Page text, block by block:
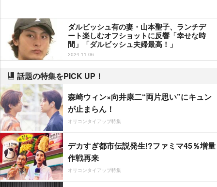
ダルビッシュ有の妻・山本聖子、ランチデ
ート楽しむオフショットに反響「幸せな時
間」「ダルビッシュ夫婦最高！」
2024-11-06
話題の特集をPICK UP！
森崎ウィン×向井康二“両片思い”にキュン
が止まらん！
オリコンタイアップ特集
デカすぎ都市伝説発生!?ファミマ45％増量
作戦再来
オリコンタイアップ特集